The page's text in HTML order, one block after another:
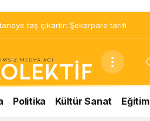
taş çıkartır: Şekerpare tarifi
Politika Kültür Sanat Eğitim